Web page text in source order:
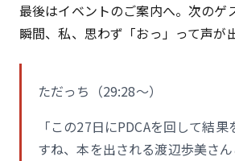
最後はイベントのご案内へ。次のゲ
瞬間、私、思わず「おっ」って声が
ただっち（29:28〜）
「この27日にPDCAを回して結
すね、本を出される渡辺歩美さ